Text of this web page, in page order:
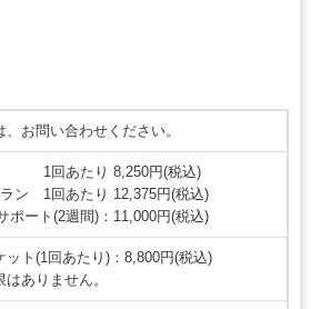
お問い合わせください。
1回あたり 8,250円(税込)
ラン 1回あたり 12,375円(税込)
ポート(2週間)：11,000円(税込)
ット(1回あたり)：8,800円(税込)
ありません。